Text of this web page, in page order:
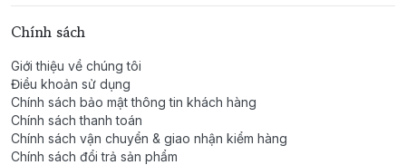
Chính sách
Giới thiệu về chúng tôi
Điều khoản sử dụng
Chính sách bảo mật thông tin khách hàng
Chính sách thanh toán
Chính sách vận chuyển & giao nhận kiểm hàng
Chính sách đổi trả sản phẩm